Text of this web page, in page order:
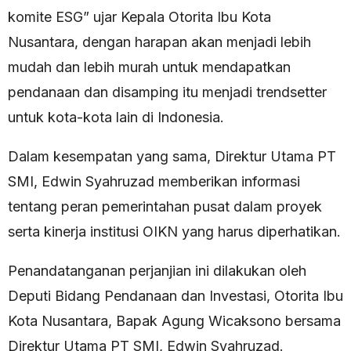
komite ESG” ujar Kepala Otorita Ibu Kota
Nusantara, dengan harapan akan menjadi lebih
mudah dan lebih murah untuk mendapatkan
pendanaan dan disamping itu menjadi trendsetter
untuk kota-kota lain di Indonesia.
Dalam kesempatan yang sama, Direktur Utama PT
SMI, Edwin Syahruzad memberikan informasi
tentang peran pemerintahan pusat dalam proyek
serta kinerja institusi OIKN yang harus diperhatikan.
Penandatanganan perjanjian ini dilakukan oleh
Deputi Bidang Pendanaan dan Investasi, Otorita Ibu
Kota Nusantara, Bapak Agung Wicaksono bersama
Direktur Utama PT SMI, Edwin Syahruzad.